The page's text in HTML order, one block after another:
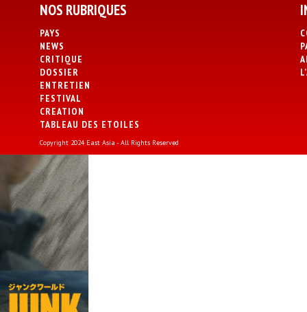
NOS RUBRIQUES
PAYS
NEWS
CRITIQUE
DOSSIER
ENTRETIEN
FESTIVAL
CREATION
TABLEAU DES ETOILES
Copyright 2024 East Asia - All Rights Reserved